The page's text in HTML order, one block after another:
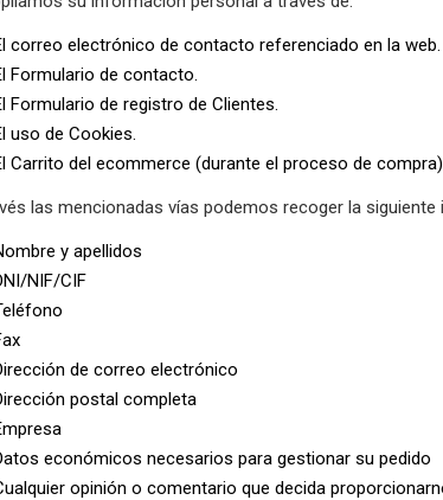
correo electrónico de contacto referenciado en la web.
Formulario de contacto.
Formulario de registro de Clientes.
uso de Cookies.
Carrito del ecommerce (durante el proceso de
las mencionadas vías podemos recoger la siguiente
y apellidos
NIF/CIF
de correo electrónico
postal completa
económicos necesarios para gestionar su pedido
opinión o comentario que decida